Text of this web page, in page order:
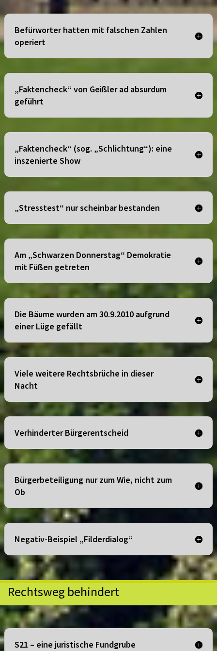
Befürworter hatten mit falschen Zahlen
operiert
„Faktencheck“ von Geißler ad absurdum
geführt
„Faktencheck“ (sog. „Schlichtung“): eine
inszenierte Show
„Stresstest“ nur scheinbar bestanden
Am „Schwarzen Donnerstag“ Demokratie
mit Füßen getreten
Die Bäume wurden am 30.9.2010 aufgrund
einer Lüge gefällt
Viele weitere Rechtsbrüche in dieser
Nacht
Verhinderter Bürgerentscheid
Bürgerbeteiligung nur zum Wie, nicht zum
Ob
Negativ-Beispiel „Filderdialog“
Rechtsweg behindert
S21 – eine juristische Fundgrube